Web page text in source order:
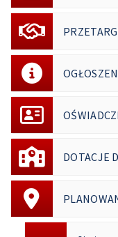
DOTACJE